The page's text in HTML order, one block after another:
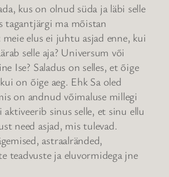
kus on olnud süda ja läbi selle
tagantjärgi ma mõistan
elus ei juhtu asjad enne, kui
selle aja? Universum või
Ise? Saladus on selles, et õige
on õige aeg. Ehk Sa oled
on andnud võimaluse millegi
aktiveerib sinus selle, et sinu ellu
need asjad, mis tulevad.
astraalränded,
teadvuste ja eluvormidega jne